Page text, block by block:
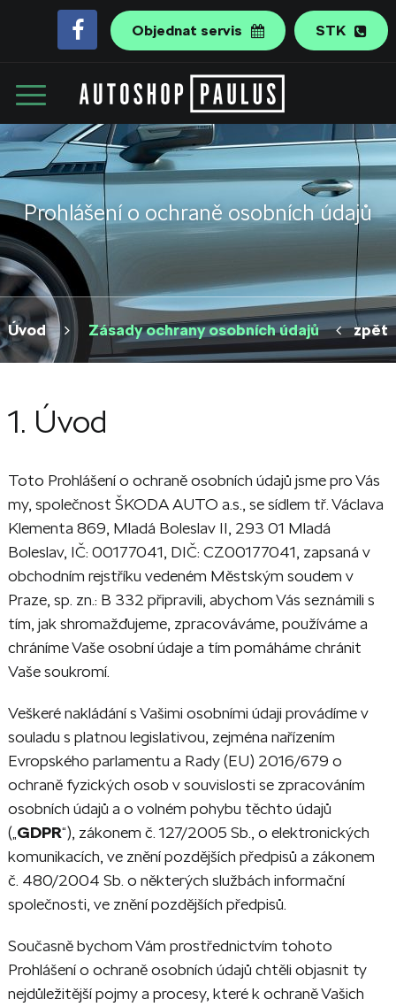
Objednat servis STK
Prohlášení o ochraně osobních údajů
Úvod Zásady ochrany osobních údajů zpět
1. Úvod
Toto Prohlášení o ochraně osobních údajů jsme pro Vás
my, společnost ŠKODA AUTO a.s., se sídlem tř. Václava
Klementa 869, Mladá Boleslav II, 293 01 Mladá
Boleslav, IČ: 00177041, DIČ: CZ00177041, zapsaná v
obchodním rejstříku vedeném Městským soudem v
Praze, sp. zn.: B 332 připravili, abychom Vás seznámili s
tím, jak shromažďujeme, zpracováváme, používáme a
chráníme Vaše osobní údaje a tím pomáháme chránit
Vaše soukromí.
Veškeré nakládání s Vašimi osobními údaji provádíme v
souladu s platnou legislativou, zejména nařízením
Evropského parlamentu a Rady (EU) 2016/679 o
ochraně fyzických osob v souvislosti se zpracováním
osobních údajů a o volném pohybu těchto údajů
(„ GDPR“), zákonem č. 127/2005 Sb., o elektronických
komunikacích, ve znění pozdějších předpisů a zákonem
č. 480/2004 Sb. o některých službách informační
společnosti, ve znění pozdějších předpisů.
Současně bychom Vám prostřednictvím tohoto
Prohlášení o ochraně osobních údajů chtěli objasnit ty
nejdůležitější pojmy a procesy, které k ochraně Vašich